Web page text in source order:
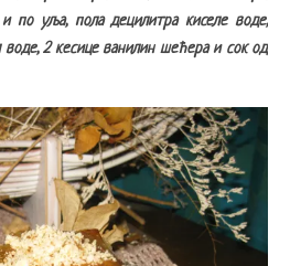
по уља, пола децилитра киселе воде,
2 кесице ванилин шећера и сок од